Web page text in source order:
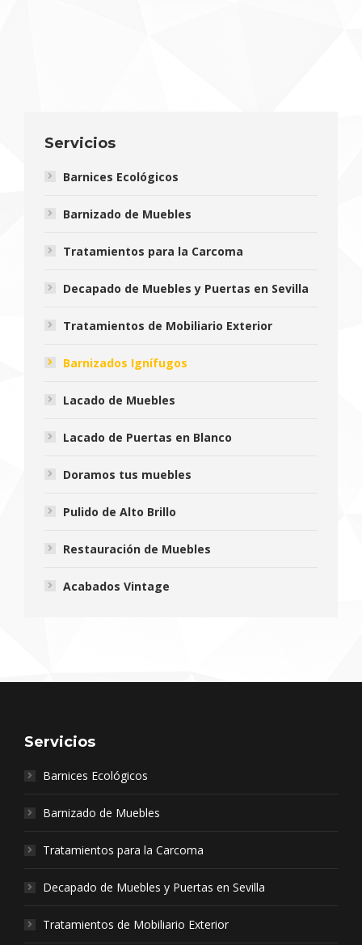
Servicios
Barnices Ecológicos
Barnizado de Muebles
Tratamientos para la Carcoma
Decapado de Muebles y Puertas en Sevilla
Tratamientos de Mobiliario Exterior
Barnizados Ignífugos
Lacado de Muebles
Lacado de Puertas en Blanco
Doramos tus muebles
Pulido de Alto Brillo
Restauración de Muebles
Acabados Vintage
Servicios
Barnices Ecológicos
Barnizado de Muebles
Tratamientos para la Carcoma
Decapado de Muebles y Puertas en Sevilla
Tratamientos de Mobiliario Exterior